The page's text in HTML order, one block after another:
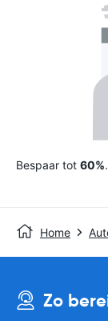
Bespaar tot 60%
Home
Zo